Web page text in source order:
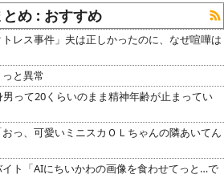
め : おすすめ
トレス事件」夫は正しかったのに、なぜ喧嘩は
っと異常
って20くらいのまま精神年齢が止まってい
おっ、可愛いミニスカＯＬちゃんの隣あいてん
イト「AIにちいかわの画像を食わせてっと…で